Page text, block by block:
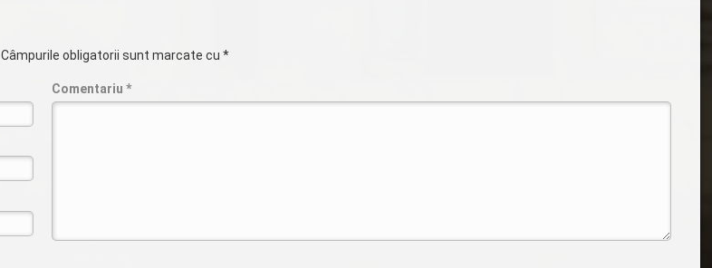
Câmpurile obligatorii sunt marcate cu*
Comentariu *